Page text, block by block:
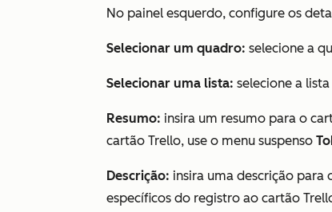
No painel esquerdo, configure os
Selecionar um quadro: selecione a
Selecionar uma lista: selecione a
Resumo: insira um resumo para o
cartão Trello, use o menu suspenso
Descrição: insira uma descrição para
específicos do registro ao cartão